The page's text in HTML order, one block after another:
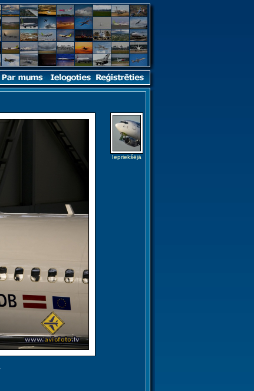
Iepriekšējā